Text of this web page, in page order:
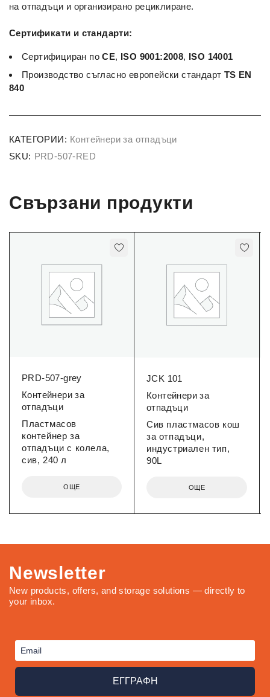
на отпадъци и организирано рециклиране.
Сертификати и стандарти:
Сертифициран поCE, ISO 9001:2008, ISO 14001
Производство съгласно европейски стандарт TS EN
840
КАТЕГОРИИ: Контейнери за отпадъци
SKU: PRD-507-RED
Свързани продукти
PRD-507-grey
Контейнери за
отпадъци
Пластмасов
контейнер за
отпадъци с колела,
сив, 240 л
ОЩЕ
JCK 101
Контейнери за
отпадъци
Сив пластмасов кош
за отпадъци,
индустриален тип,
90L
ОЩЕ
Newsletter
New products, offers, and storage solutions — directly to
your inbox.
ΕΓΓΡΑΦΗ